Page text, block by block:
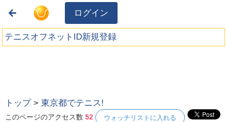
ログイン
テニスオフネットID新規登録
トップ >東京都でテニス!
このページのアクセス数52 ウォッチリストに入れる